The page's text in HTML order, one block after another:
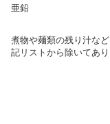
亜鉛
煮物や麺類の残り汁な
記リストから除いてあり